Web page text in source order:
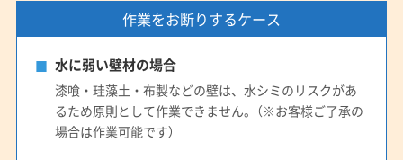
作業をお断りするケース
水に弱い壁材の場合
漆喰・珪藻土・布製などの壁は、水シミのリスクがあ
るため原則として作業できません。（※お客様ご了承の
場合は作業可能です）